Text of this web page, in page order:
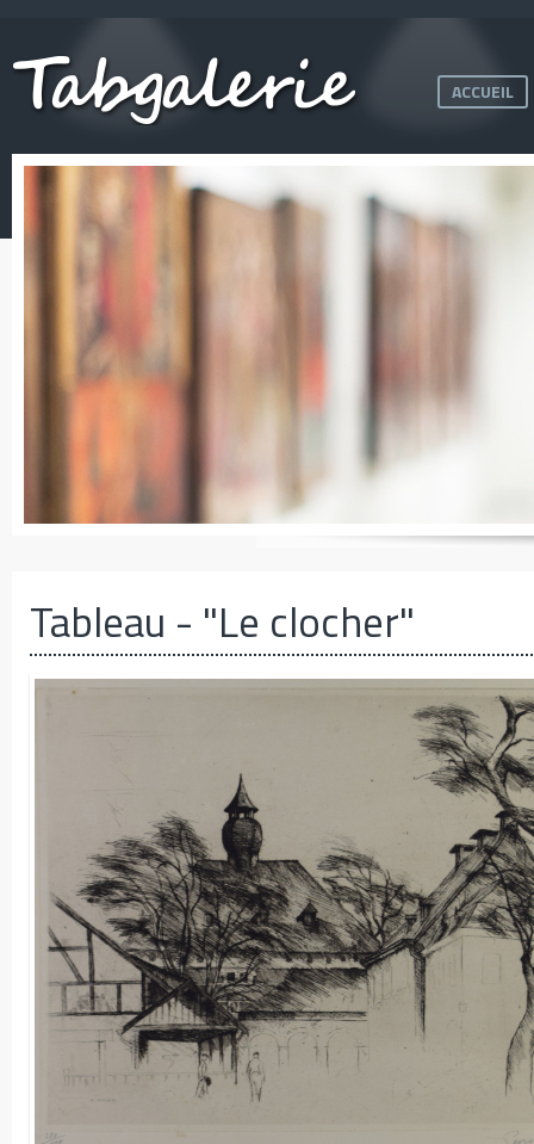
ACCUEIL
Tableau - "Le clocher"